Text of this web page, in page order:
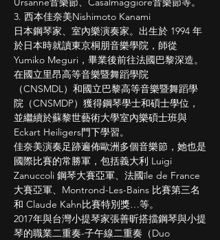
3. 西本佳奈美Nishimoto Kanami
日本鋼琴家、室內樂演奏家。出生於 1994 年
於日本時就讀東京桐朋音樂學院，師從
Yumiko Meguri，畢業後前往法國巴黎深造。
在國立里昂高等音樂暨舞蹈學院
（CNSMDL）和國立巴黎高等音樂暨舞蹈學
院（CNSMDP）獲得鋼琴學士和碩士學位，
並繼續於蘇黎世藝術大學室內樂碩士班與
Eckart Heiligers門下學習。
佳奈美演奏足跡遍佈歐洲多個音樂節，她也是
國際比賽的常勝軍，包括義大利 Luigi
Zanuccoli 鋼琴大賽亞軍、法國île de France
大賽亞軍、Montrond-Les-Bains 比賽第三名
和 Claude Kahn比賽特別獎…等。
2017年與台灣小提琴家張善昕搭擋鋼琴與小提
琴的職業二重奏-子午線二重奏（Duo